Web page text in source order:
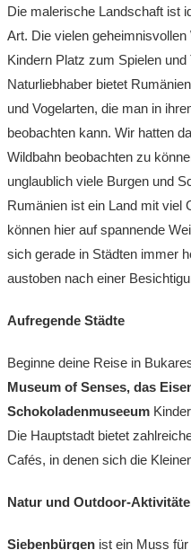
Die malerische Landschaft ist
Art. Die vielen
Kindern Platz zum Spielen und
Naturliebhaber bietet
und Vogelarten, die man in
beobachten kann. Wir hatten
Wildbahn beobachten zu
unglaublich viele Burgen und
Rumänien ist ein Land mit viel
können hier auf spannende
sich gerade in Städten immer
austoben nach einer
Aufregende Städte
Beginne deine Reise in
Museum of Senses, das
Schokoladenmuseeum
Die Hauptstadt bietet
Cafés, in denen sich die
Natur und Outdoor-
Siebenbürgen ist ein Muss